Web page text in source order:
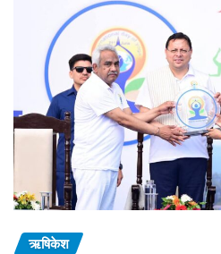
ऋषिकेश